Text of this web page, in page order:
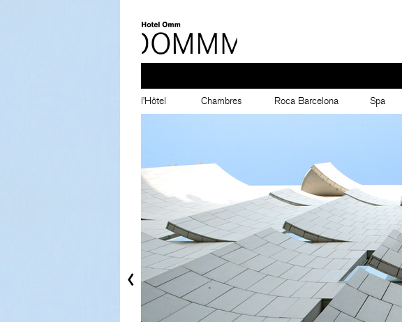
l’Hôtel Chambres Roca Barcelona Spa
‹